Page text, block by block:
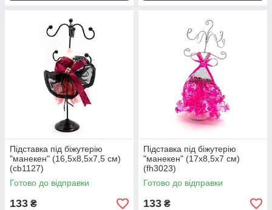
Підставка під біжутерію
"манекен" (16,5х8,5х7,5 см)
(cb1127)
Готово до відправки
133 ₴
Підставка під біжутерію
"манекен" (17х8,5х7 см)
(fh3023)
Готово до відправки
133 ₴